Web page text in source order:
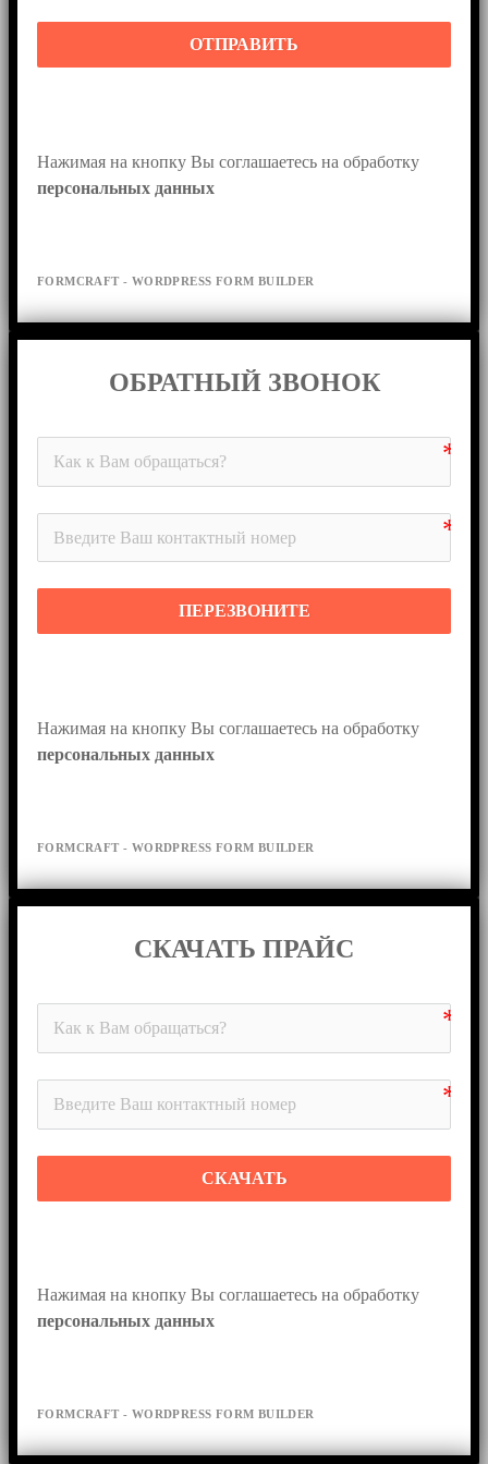
ОТПРАВИТЬ
персональных данных
FORMCRAFT - WORDPRESS FORM BUILDER
ОБРАТНЫЙ ЗВОНОК
ПЕРЕЗВОНИТЕ
персональных данных
FORMCRAFT - WORDPRESS FORM BUILDER
СКАЧАТЬ ПРАЙС
СКАЧАТЬ
персональных данных
FORMCRAFT - WORDPRESS FORM BUILDER